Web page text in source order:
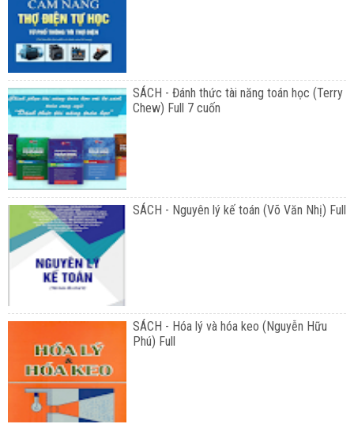
SÁCH - Đánh thức tài năng toán học (Terry
Chew) Full 7 cuốn
SÁCH - Nguyên lý kế toán (Võ Văn Nhị) Full
SÁCH - Hóa lý và hóa keo (Nguyễn Hữu
Phú) Full